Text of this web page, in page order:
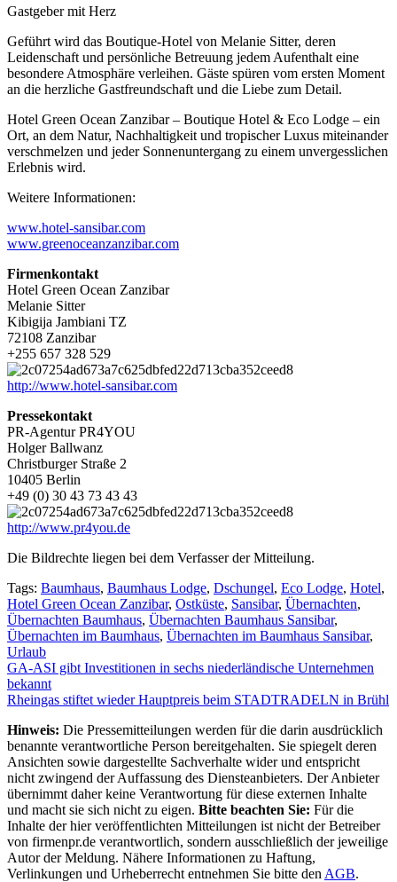
Gastgeber mit Herz
Geführt wird das Boutique-Hotel von Melanie Sitter, deren
Leidenschaft und persönliche Betreuung jedem Aufenthalt eine
besondere Atmosphäre verleihen. Gäste spüren vom ersten Moment
an die herzliche Gastfreundschaft und die Liebe zum Detail.
Hotel Green Ocean Zanzibar – Boutique Hotel & Eco Lodge – ein
Ort, an dem Natur, Nachhaltigkeit und tropischer Luxus miteinander
verschmelzen und jeder Sonnenuntergang zu einem unvergesslichen
Erlebnis wird.
Weitere Informationen:
www.hotel-sansibar.com
www.greenoceanzanzibar.com
Firmenkontakt
Hotel Green Ocean Zanzibar
Melanie Sitter
Kibigija Jambiani TZ
72108 Zanzibar
+255 657 328 529
http://www.hotel-sansibar.com
Pressekontakt
PR-Agentur PR4YOU
Holger Ballwanz
Christburger Straße 2
10405 Berlin
+49 (0) 30 43 73 43 43
http://www.pr4you.de
Die Bildrechte liegen bei dem Verfasser der Mitteilung.
Tags: Baumhaus, Baumhaus Lodge, Dschungel, Eco Lodge, Hotel,
Hotel Green Ocean Zanzibar, Ostküste, Sansibar, Übernachten,
Übernachten Baumhaus, Übernachten Baumhaus Sansibar,
Übernachten im Baumhaus, Übernachten im Baumhaus Sansibar,
Urlaub
Beitragsnavigation
GA-ASI gibt Investitionen in sechs niederländische Unternehmen
bekannt
Rheingas stiftet wieder Hauptpreis beim STADTRADELN in Brühl
Hinweis: Die Pressemitteilungen werden für die darin ausdrücklich
benannte verantwortliche Person bereitgehalten. Sie spiegelt deren
Ansichten sowie dargestellte Sachverhalte wider und entspricht
nicht zwingend der Auffassung des Diensteanbieters. Der Anbieter
übernimmt daher keine Verantwortung für diese externen Inhalte
und macht sie sich nicht zu eigen. Bitte beachten Sie: Für die
Inhalte der hier veröffentlichten Mitteilungen ist nicht der Betreiber
von firmenpr.de verantwortlich, sondern ausschließlich der jeweilige
Autor der Meldung. Nähere Informationen zu Haftung,
Verlinkungen und Urheberrecht entnehmen Sie bitte den AGB.